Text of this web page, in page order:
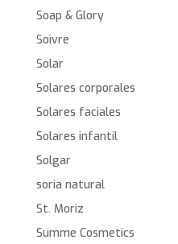
Soap & Glory
Soivre
Solar
Solares corporales
Solares faciales
Solares infantil
Solgar
soria natural
St. Moriz
Summe Cosmetics